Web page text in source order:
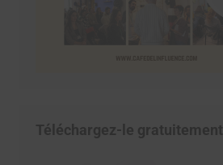
Téléchargez-le gratuitement